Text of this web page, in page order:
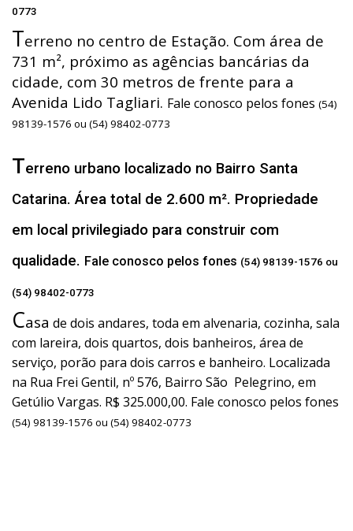
0773
Terreno no centro de Estação. Com área de
731 m², próximo as agências bancárias da
cidade, com 30 metros de frente para a
Avenida Lido Tagliari. Fale conosco pelos fones (54)
98139-1576 ou (54) 98402-0773
Terreno urbano localizado no Bairro Santa
Catarina. Área total de 2.600 m². Propriedade
em local privilegiado para construir com
qualidade. Fale conosco pelos fones (54) 98139-1576 ou
(54) 98402-0773
Casa de dois andares, toda em alvenaria, cozinha, sala
com lareira, dois quartos, dois banheiros, área de
serviço, porão para dois carros e banheiro. Localizada
na Rua Frei Gentil, nº 576, Bairro São Pelegrino, em
Getúlio Vargas. R$ 325.000,00. Fale conosco pelos fones
(54) 98139-1576 ou (54) 98402-0773